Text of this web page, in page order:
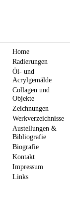
Home
Radierungen
Öl- und
Acrylgemälde
Collagen und
Objekte
Zeichnungen
Werkverzeichnisse
Austellungen &
Bibliografie
Biografie
Kontakt
Impressum
Links